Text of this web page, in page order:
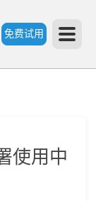
免费试用
使用中